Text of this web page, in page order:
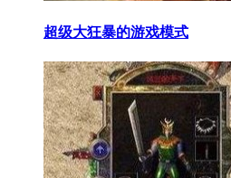
超级大狂暴的游戏模式